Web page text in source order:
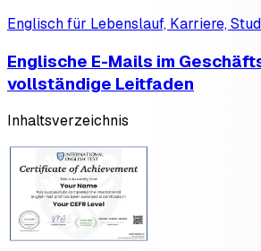
Englisch für Lebenslauf, Karriere,
Englische E-Mails im
vollständige Leitfaden
Inhaltsverzeichnis